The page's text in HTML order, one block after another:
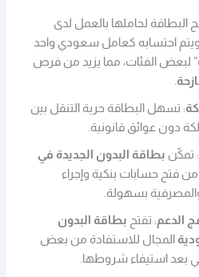
البطاقة لحاملها بالعمل لدى
احتسابه كعامل سعودي واحد
لبعض الفئات، مما يزيد من فرص
: تسهل البطاقة حرية التنقل بين
دون عوائق قانونية.
: تمكّن بطاقة البدون الجديدة في
فتح حسابات بنكية وإجراء
بسهولة.
الدعم: تفتح بطاقة البدون
المجال للاستفادة من بعض
بعد استيفاء شروطها.